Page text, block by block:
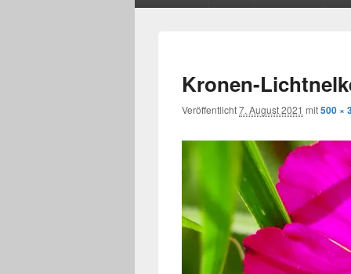
Kronen-
Veröffentlicht7. August 2021 mit500 ×